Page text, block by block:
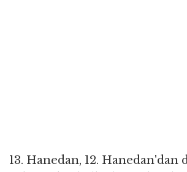
13. Hanedan, 12. Hanedan'dan